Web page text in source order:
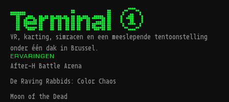
VR, karting, simracen en een meeslepende tentoonstelling
onder één dak in Brussel.
ERVARINGEN
After-H Battle Arena
De Raving Rabbids: Color Chaos
Moon of the Dead